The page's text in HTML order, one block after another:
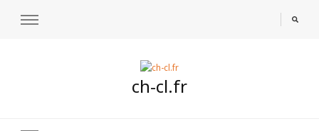
ch-cl.fr